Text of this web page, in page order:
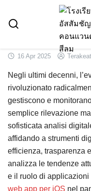
content
16 Apr 2025
Negli ultimi decenni,
rivoluzionato
gestiscono e
semplice rilevazione
sofisticata analisi
affidando a strumenti
efficienza, trasparenza
analizza le tendenze
e il ruolo di
web app per iOS nel